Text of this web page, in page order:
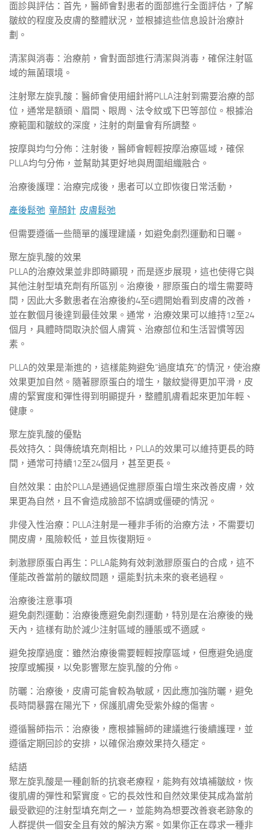
面診與評估：首先，醫師會對患者的面部進行全面評估，了解
皺紋的程度及皮膚的整體狀況，並根據這些信息設計治療計
劃。
清潔與消毒：治療前，會對面部進行清潔與消毒，確保注射區
域的無菌環境。
注射聚左旋乳酸：醫師會使用細針將PLLA注射到需要治療的部
位，通常是額頭、眉間、眼周、法令紋或下巴等部位。根據治
療範圍和皺紋的深度，注射的劑量會有所調整。
按摩與均勻分佈：注射後，醫師會輕輕按摩治療區域，確保
PLLA均勻分佈，並幫助其更好地與周圍組織融合。
治療後護理：治療完成後，患者可以立即恢復日常活動，
產後鬆弛 童顏針 皮膚鬆弛
但需要遵循一些簡單的護理建議，如避免劇烈運動和日曬。
聚左旋乳酸的效果
PLLA的治療效果並非即時顯現，而是逐步展現，這也使得它與
其他注射型填充劑有所區別。治療後，膠原蛋白的增生需要時
間，因此大多數患者在治療後約4至6週開始看到皮膚的改善，
並在數個月後達到最佳效果。通常，治療效果可以維持12至24
個月，具體時間取決於個人膚質、治療部位和生活習慣等因
素。
PLLA的效果是漸進的，這樣能夠避免“過度填充”的情況，使治療
效果更加自然。隨著膠原蛋白的增生，皺紋變得更加平滑，皮
膚的緊實度和彈性得到明顯提升，整體肌膚看起來更加年輕、
健康。
聚左旋乳酸的優點
長效持久：與傳統填充劑相比，PLLA的效果可以維持更長的時
間，通常可持續12至24個月，甚至更長。
自然效果：由於PLLA是通過促進膠原蛋白增生來改善皮膚，效
果更為自然，且不會造成臉部不協調或僵硬的情況。
非侵入性治療：PLLA注射是一種非手術的治療方法，不需要切
開皮膚，風險較低，並且恢復期短。
刺激膠原蛋白再生：PLLA能夠有效刺激膠原蛋白的合成，這不
僅能改善當前的皺紋問題，還能對抗未來的衰老過程。
治療後注意事項
避免劇烈運動：治療後應避免劇烈運動，特別是在治療後的幾
天內，這樣有助於減少注射區域的腫脹或不適感。
避免按摩過度：雖然治療後需要輕輕按摩區域，但應避免過度
按摩或觸摸，以免影響聚左旋乳酸的分佈。
防曬：治療後，皮膚可能會較為敏感，因此應加強防曬，避免
長時間暴露在陽光下，保護肌膚免受紫外線的傷害。
遵循醫師指示：治療後，應根據醫師的建議進行後續護理，並
遵循定期回診的安排，以確保治療效果持久穩定。
結語
聚左旋乳酸是一種創新的抗衰老療程，能夠有效填補皺紋，恢
復肌膚的彈性和緊實度。它的長效性和自然效果使其成為當前
最受歡迎的注射型填充劑之一，並能夠為想要改善衰老跡象的
人群提供一個安全且有效的解決方案。如果你正在尋求一種非